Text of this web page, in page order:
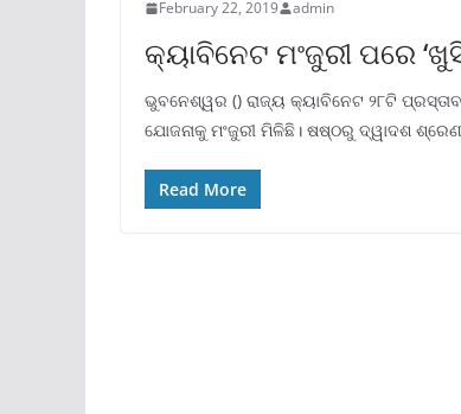
February 22, 2019 admin
କ୍ୟାବିନେଟ ମଂଜୁରୀ ପରେ
ଭୁବନେଶ୍ୱର () ରାଜ୍ୟ କ୍ୟାବିନେଟ ୨୮ଟି
ଯୋଜନାକୁ ମଂଜୁରୀ ମିଳିଛି। ଷଷ୍ଠରୁ ଦ୍ୱାଦଶ
Read More